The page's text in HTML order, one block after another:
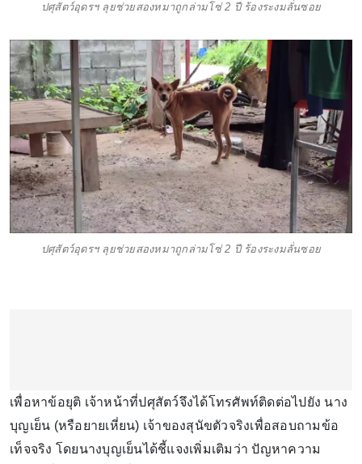
ปศุสัตว์อุดรฯ ลุยช่วยสองหมาถูกล่ามโซ่ 2 ปี ร้องระงมลั่นซอย
ปศุสัตว์อุดรฯ ลุยช่วยสองหมาถูกล่ามโซ่ 2 ปี ร้องระงมลั่นซอย
เพื่อหาข้อยุติ เจ้าหน้าที่ปศุสัตว์จึงได้โทรศัพท์ติดต่อไปยัง นาง
บุญเย็น (หรือยายเหี่ยน) เจ้าของสุนัขตัวจริงเพื่อสอบถามข้อ
เท็จจริง โดยนางบุญเย็นได้ชี้แจงเพิ่มเติมว่า ปัญหาความ